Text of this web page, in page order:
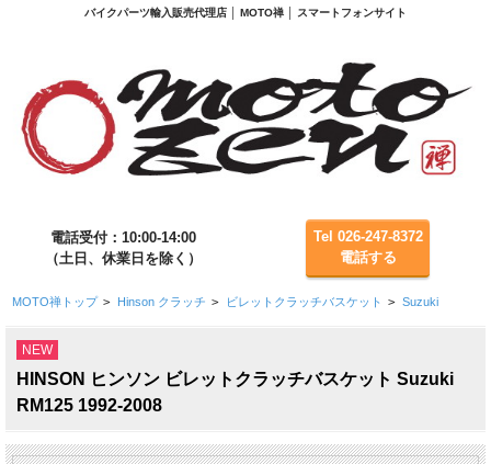
バイクパーツ輸入販売代理店 │ MOTO禅 │ スマートフォンサイト
電話受付：10:00-14:00
（土日、休業日を除く）
Tel 026-247-8372
電話する
MOTO禅トップ > Hinson クラッチ > ビレットクラッチバスケット > Suzuki
NEW
HINSON ヒンソン ビレットクラッチバスケット Suzuki
RM125 1992-2008